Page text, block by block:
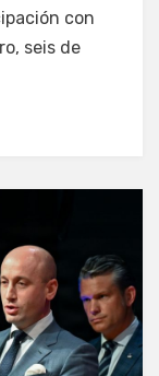
con
seis de